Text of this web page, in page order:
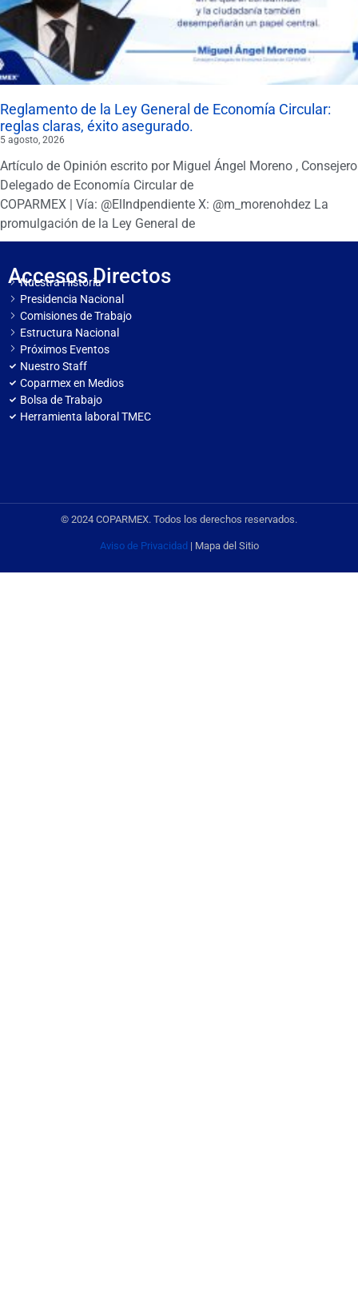
Reglamento de la Ley General de Economía Circular:
reglas claras, éxito asegurado.
5 agosto, 2026
Artículo de Opinión escrito por Miguel Ángel Moreno , Consejero
Delegado de Economía Circular de
COPARMEX | Vía: @ElIndpendiente X: @m_morenohdez La
promulgación de la Ley General de
Accesos Directos
Nuestra Historia
Presidencia Nacional
Comisiones de Trabajo
Estructura Nacional
Próximos Eventos
Nuestro Staff
Coparmex en Medios
Bolsa de Trabajo
Herramienta laboral TMEC
© 2024 COPARMEX. Todos los derechos reservados.
Aviso de Privacidad | Mapa del Sitio